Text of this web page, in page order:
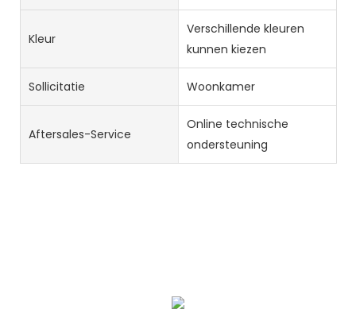
Kleur
Verschillende kleuren
kunnen kiezen
Sollicitatie Woonkamer
Aftersales-Service
Online technische
ondersteuning